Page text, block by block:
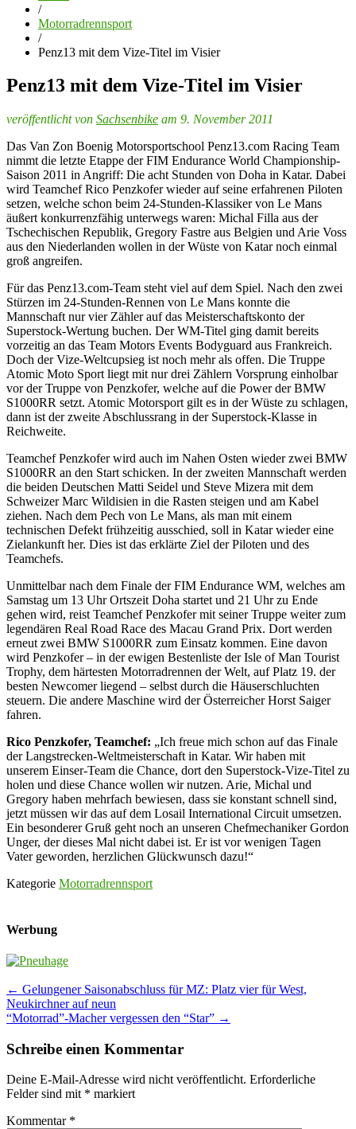
/
Motorradrennsport
/
Penz13 mit dem Vize-Titel im Visier
Penz13 mit dem Vize-Titel im Visier
veröffentlicht von Sachsenbike am 9. November 2011
Das Van Zon Boenig Motorsportschool Penz13.com Racing Team
nimmt die letzte Etappe der FIM Endurance World Championship-
Saison 2011 in Angriff: Die acht Stunden von Doha in Katar. Dabei
wird Teamchef Rico Penzkofer wieder auf seine erfahrenen Piloten
setzen, welche schon beim 24-Stunden-Klassiker von Le Mans
äußert konkurrenzfähig unterwegs waren: Michal Filla aus der
Tschechischen Republik, Gregory Fastre aus Belgien und Arie Voss
aus den Niederlanden wollen in der Wüste von Katar noch einmal
groß angreifen.
Für das Penz13.com-Team steht viel auf dem Spiel. Nach den zwei
Stürzen im 24-Stunden-Rennen von Le Mans konnte die
Mannschaft nur vier Zähler auf das Meisterschaftskonto der
Superstock-Wertung buchen. Der WM-Titel ging damit bereits
vorzeitig an das Team Motors Events Bodyguard aus Frankreich.
Doch der Vize-Weltcupsieg ist noch mehr als offen. Die Truppe
Atomic Moto Sport liegt mit nur drei Zählern Vorsprung einholbar
vor der Truppe von Penzkofer, welche auf die Power der BMW
S1000RR setzt. Atomic Motorsport gilt es in der Wüste zu schlagen,
dann ist der zweite Abschlussrang in der Superstock-Klasse in
Reichweite.
Teamchef Penzkofer wird auch im Nahen Osten wieder zwei BMW
S1000RR an den Start schicken. In der zweiten Mannschaft werden
die beiden Deutschen Matti Seidel und Steve Mizera mit dem
Schweizer Marc Wildisien in die Rasten steigen und am Kabel
ziehen. Nach dem Pech von Le Mans, als man mit einem
technischen Defekt frühzeitig ausschied, soll in Katar wieder eine
Zielankunft her. Dies ist das erklärte Ziel der Piloten und des
Teamchefs.
Unmittelbar nach dem Finale der FIM Endurance WM, welches am
Samstag um 13 Uhr Ortszeit Doha startet und 21 Uhr zu Ende
gehen wird, reist Teamchef Penzkofer mit seiner Truppe weiter zum
legendären Real Road Race des Macau Grand Prix. Dort werden
erneut zwei BMW S1000RR zum Einsatz kommen. Eine davon
wird Penzkofer – in der ewigen Bestenliste der Isle of Man Tourist
Trophy, dem härtesten Motorradrennen der Welt, auf Platz 19. der
besten Newcomer liegend – selbst durch die Häuserschluchten
steuern. Die andere Maschine wird der Österreicher Horst Saiger
fahren.
Rico Penzkofer, Teamchef: „Ich freue mich schon auf das Finale
der Langstrecken-Weltmeisterschaft in Katar. Wir haben mit
unserem Einser-Team die Chance, dort den Superstock-Vize-Titel zu
holen und diese Chance wollen wir nutzen. Arie, Michal und
Gregory haben mehrfach bewiesen, dass sie konstant schnell sind,
jetzt müssen wir das auf dem Losail International Circuit umsetzen.
Ein besonderer Gruß geht noch an unseren Chefmechaniker Gordon
Unger, der dieses Mal nicht dabei ist. Er ist vor wenigen Tagen
Vater geworden, herzlichen Glückwunsch dazu!“
Kategorie Motorradrennsport
Werbung
Post
navigation
← Gelungener Saisonabschluss für MZ: Platz vier für West,
Neukirchner auf neun
“Motorrad”-Macher vergessen den “Star” →
Schreibe einen Kommentar
Deine E-Mail-Adresse wird nicht veröffentlicht. Erforderliche
Felder sind mit * markiert
Kommentar *